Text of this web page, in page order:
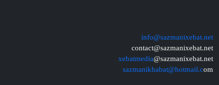
info@sazmanixebat.net
contact@sazmanixebat.net
xebatmedia@sazmanixebat.net
sazmanikhabat@hotmail.com